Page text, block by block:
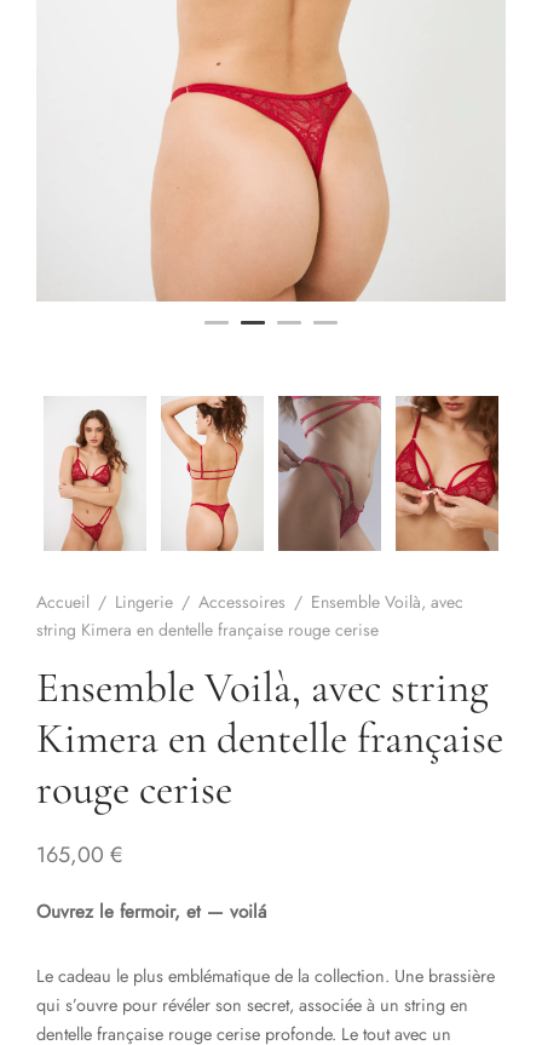
Accueil / Lingerie / Accessoires / Ensemble Voilà, avec
string Kimera en dentelle française rouge cerise
Ensemble Voilà, avec string
Kimera en dentelle française
rouge cerise
165,00 €
Ouvrez le fermoir, et — voilá
Le cadeau le plus emblématique de la collection. Une brassière
qui s’ouvre pour révéler son secret, associée à un string en
dentelle française rouge cerise profonde. Le tout avec un